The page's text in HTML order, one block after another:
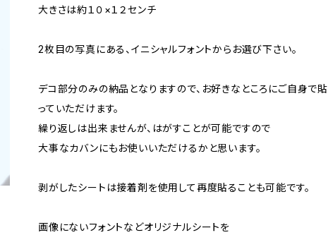
大きさは約１０×１２センチ
2枚目の写真にある、イニシャルフォントからお選び下さい。
デコ部分のみの納品となりますので、お好きなところにご自身で貼
っていただけます。
繰り返しは出来ませんが、はがすことが可能ですので
大事なカバンにもお使いいただけるかと思います。
剥がしたシートは接着剤を使用して再度貼ることも可能です。
画像にないフォントなどオリジナルシートを